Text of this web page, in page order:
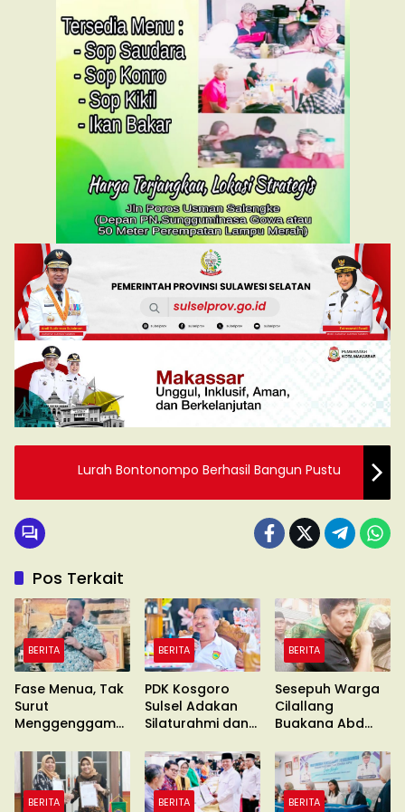
Lurah Bontonompo Berhasil Bangun Pustu
Pos Terkait
BERITA
Fase Menua, Tak
Surut
Menggenggam
BERITA
PDK Kosgoro
Sulsel Adakan
Silaturahmi dan
BERITA
Sesepuh Warga
Cilallang
Buakana Abd
Wafat
BERITA BERITA BERITA